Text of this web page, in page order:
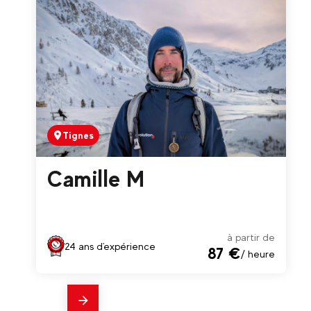
Tignes Val Claret près du lac
Tignes
Camille M
24 ans d'expérience
à partir de
87 €/ heure
En